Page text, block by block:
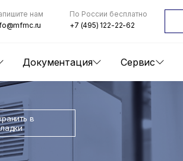
Документация Сервис
нам
По России бесплатно
+7 (495) 122-22-62
в